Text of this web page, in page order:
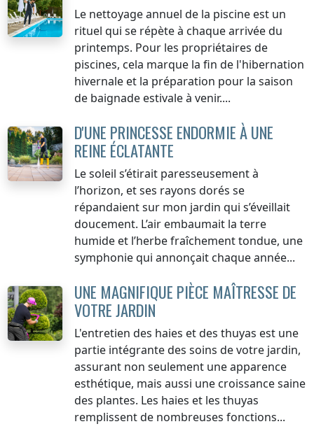
Le nettoyage annuel de la piscine est un
rituel qui se répète à chaque arrivée du
printemps. Pour les propriétaires de
piscines, cela marque la fin de l'hibernation
hivernale et la préparation pour la saison
de baignade estivale à venir....
D'UNE PRINCESSE ENDORMIE À UNE
REINE ÉCLATANTE
Le soleil s’étirait paresseusement à
l’horizon, et ses rayons dorés se
répandaient sur mon jardin qui s’éveillait
doucement. L’air embaumait la terre
humide et l’herbe fraîchement tondue, une
symphonie qui annonçait chaque année...
UNE MAGNIFIQUE PIÈCE MAÎTRESSE DE
VOTRE JARDIN
L'entretien des haies et des thuyas est une
partie intégrante des soins de votre jardin,
assurant non seulement une apparence
esthétique, mais aussi une croissance saine
des plantes. Les haies et les thuyas
remplissent de nombreuses fonctions...